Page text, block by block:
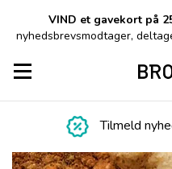
VIND et gavekort på
nyhedsbrevsmodtager,
Toggle navigation
Tilmeld